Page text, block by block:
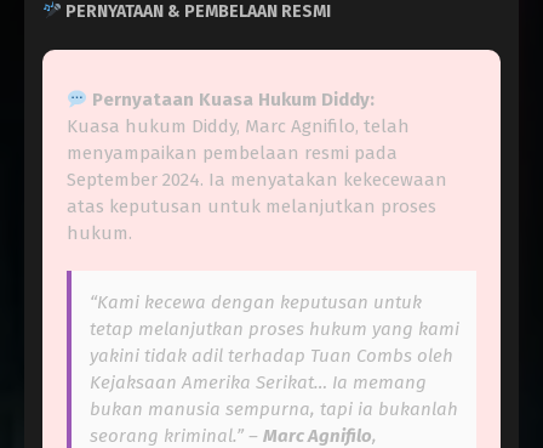
PERNYATAAN & PEMBELAAN RESMI
Pernyataan Kuasa Hukum Diddy:
Kuasa hukum Diddy, Marc Agnifilo, telah
menyampaikan pembelaan resmi pada
September 2024. Ia menyatakan kekecewaan
atas keputusan untuk melanjutkan proses
hukum.
“Kami kecewa dengan keputusan untuk
tetap melanjutkan proses hukum yang kami
yakini tidak adil terhadap Tuan Combs oleh
Kejaksaan Amerika Serikat… Ia memang
bukan manusia sempurna, tapi ia bukanlah
seorang kriminal.” – Marc Agnifilo,